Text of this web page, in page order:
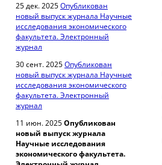
25 дек. 2025Опубликован
новый выпуск журнала Научные
исследования экономического
факультета. Электронный
журнал
30 сент. 2025Опубликован
новый выпуск журнала Научные
исследования экономического
факультета. Электронный
журнал
11 июн. 2025Опубликован
новый выпуск журнала
Научные исследования
экономического факультета.